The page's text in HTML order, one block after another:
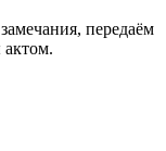
передаём